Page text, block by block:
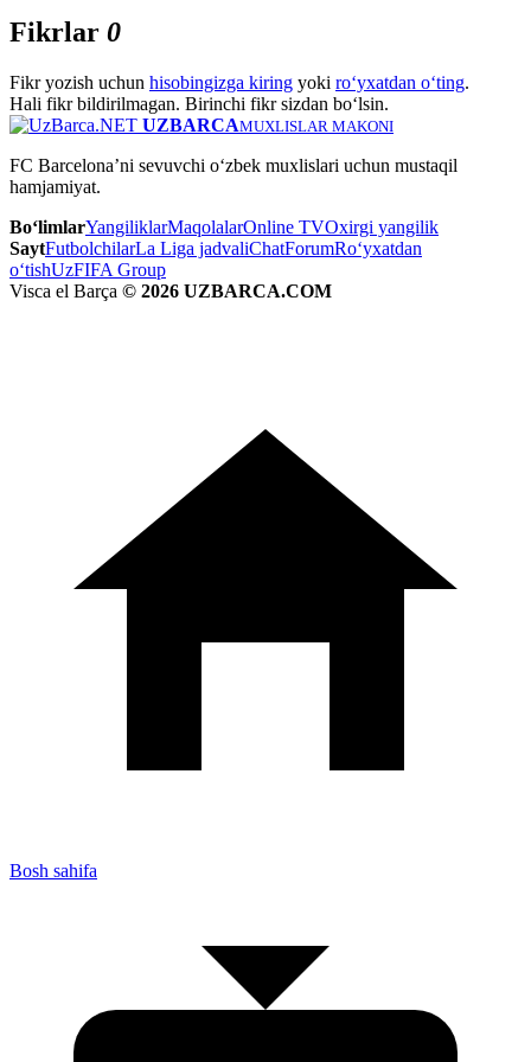
Fikrlar 0
Fikr yozish uchun hisobingizga kiring yoki ro‘yxatdan o‘ting.
Hali fikr bildirilmagan. Birinchi fikr sizdan bo‘lsin.
UZBARCAMUXLISLAR MAKONI
FC Barcelona’ni sevuvchi o‘zbek muxlislari uchun mustaqil
hamjamiyat.
Bo‘limlarYangiliklarMaqolalarOnline TVOxirgi yangilik
SaytFutbolchilarLa Liga jadvaliChatForumRo‘yxatdan
o‘tishUzFIFA Group
Visca el Barça © 2026 UZBARCA.COM
Bosh sahifa